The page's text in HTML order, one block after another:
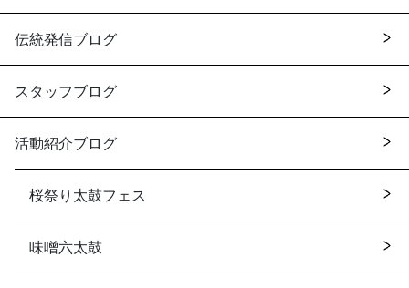
伝統発信ブログ
スタッフブログ
活動紹介ブログ
桜祭り太鼓フェス
味噌六太鼓